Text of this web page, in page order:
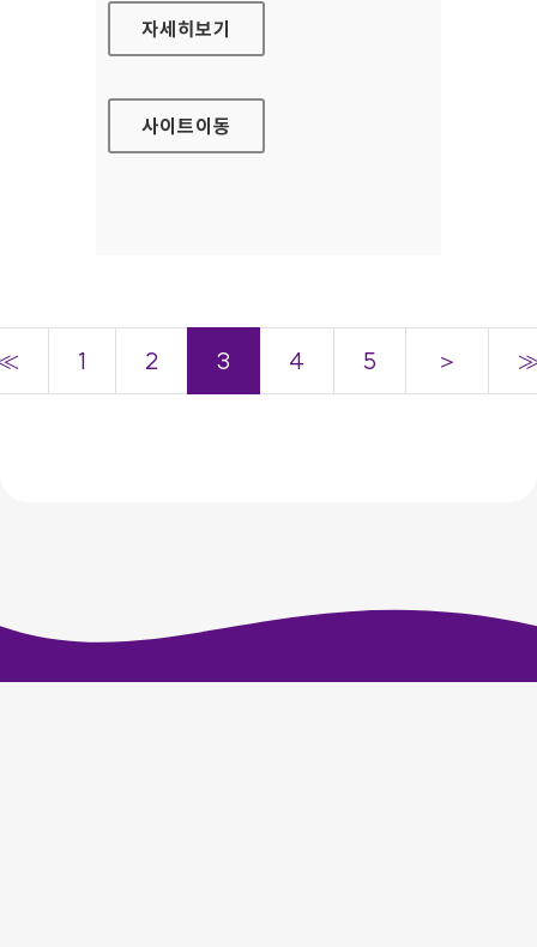
휴·폐업 의료기관 진료기록보관시스템
자세히보기
사이트이동
1 2 3 4 5 ＞